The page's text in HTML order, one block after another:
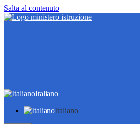
Salta al contenuto
Italiano
Italiano